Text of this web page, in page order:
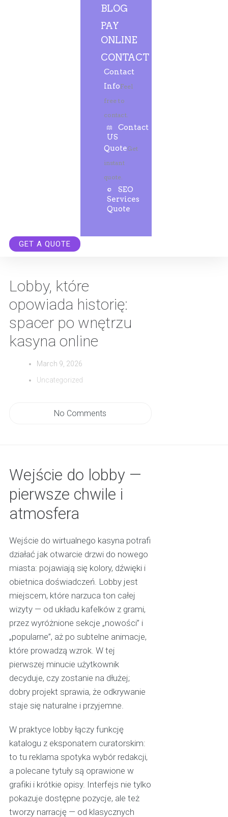
BLOG
PAY
ONLINE
CONTACT
Contact
InfoFeel
free to
contact.
Contact
US
QuoteGet
instant
quote.
SEO
Services
Quote
GET A QUOTE
Lobby, które
opowiada historię:
spacer po wnętrzu
kasyna online
March 9, 2026
Uncategorized
No Comments
Wejście do lobby —
pierwsze chwile i
atmosfera
Wejście do wirtualnego kasyna potrafi
działać jak otwarcie drzwi do nowego
miasta: pojawiają się kolory, dźwięki i
obietnica doświadczeń. Lobby jest
miejscem, które narzuca ton całej
wizyty — od układu kafelków z grami,
przez wyróżnione sekcje „nowości” i
„popularne”, aż po subtelne animacje,
które prowadzą wzrok. W tej
pierwszej minucie użytkownik
decyduje, czy zostanie na dłużej;
dobry projekt sprawia, że odkrywanie
staje się naturalne i przyjemne.
W praktyce lobby łączy funkcję
katalogu z eksponatem curatorskim:
to tu reklama spotyka wybór redakcji,
a polecane tytuły są oprawione w
grafiki i krótkie opisy. Interfejs nie tylko
pokazuje dostępne pozycje, ale też
tworzy narrację — od klasycznych